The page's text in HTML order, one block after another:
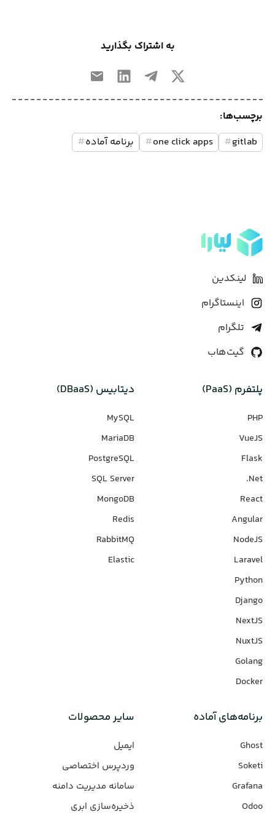
به اشتراک بگذارید
برچسب‌ها:
gitlab
#
one click apps
# برنامه آماده#
لینکدین
اینستاگرام
تلگرام
گیت‌هاب
پلتفرم (PaaS)
PHP
VueJS
Flask
Net.
React
Angular
NodeJS
Laravel
Python
Django
NextJS
NuxtJS
Golang
Docker
دیتابیس‌ (DBaaS)
MySQL
MariaDB
PostgreSQL
SQL Server
MongoDB
Redis
RabbitMQ
Elastic
برنامه‌های‌ آماده
Ghost
Soketi
Grafana
Odoo
سایر محصولات
ایمیل
وردپرس‌ اختصاصی
سامانه مدیریت دامنه
ذخیره‌سازی ابری